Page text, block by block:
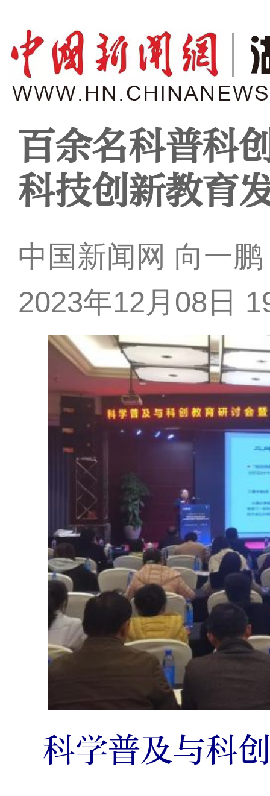
百余名科普科
科技创新教育
中国新闻网 向一
2023年12月08日
科学普及与科